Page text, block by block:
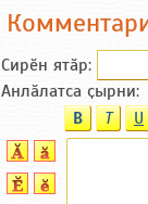
Сирӗн ятӑp:
Анлӑлатса ҫырни:
B T U